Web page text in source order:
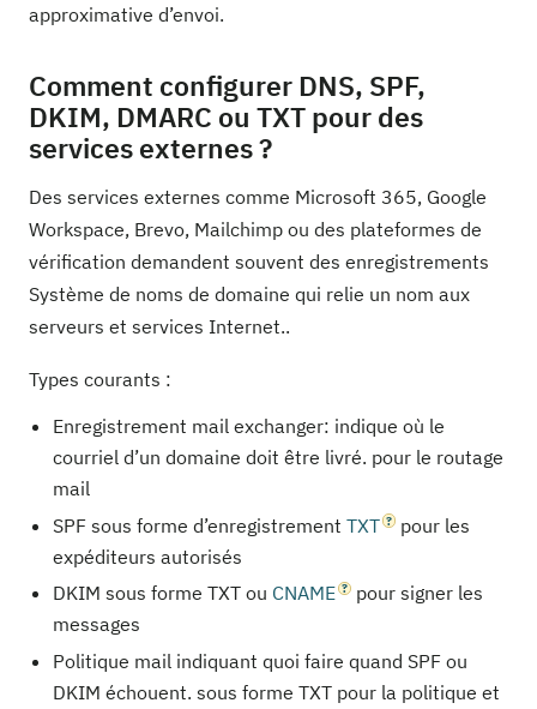
approximative d’envoi.
Comment configurer DNS, SPF,
DKIM, DMARC ou TXT pour des
services externes ?
Des services externes comme Microsoft 365, Google
Workspace, Brevo, Mailchimp ou des plateformes de
vérification demandent souvent des enregistrements
Système de noms de domaine qui relie un nom aux
serveurs et services Internet..
Types courants :
Enregistrement mail exchanger: indique où le
courriel d’un domaine doit être livré. pour le routage
mail
SPF sous forme d’enregistrement TXT
pour les
expéditeurs autorisés
DKIM sous forme TXT ou CNAME
pour signer les
messages
Politique mail indiquant quoi faire quand SPF ou
DKIM échouent. sous forme TXT pour la politique et